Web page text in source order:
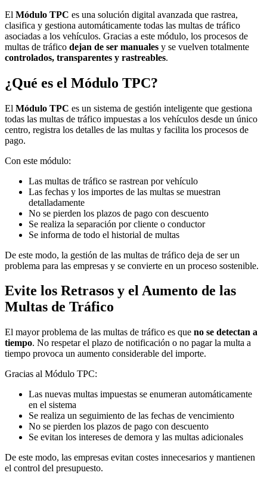
El Módulo TPC es una solución digital avanzada que rastrea,
clasifica y gestiona automáticamente todas las multas de tráfico
asociadas a los vehículos. Gracias a este módulo, los procesos de
multas de tráfico dejan de ser manuales y se vuelven totalmente
controlados, transparentes y rastreables.
¿Qué es el Módulo TPC?
El Módulo TPC es un sistema de gestión inteligente que gestiona
todas las multas de tráfico impuestas a los vehículos desde un único
centro, registra los detalles de las multas y facilita los procesos de
pago.
Con este módulo:
Las multas de tráfico se rastrean por vehículo
Las fechas y los importes de las multas se muestran
detalladamente
No se pierden los plazos de pago con descuento
Se realiza la separación por cliente o conductor
Se informa de todo el historial de multas
De este modo, la gestión de las multas de tráfico deja de ser un
problema para las empresas y se convierte en un proceso sostenible.
Evite los Retrasos y el Aumento de las
Multas de Tráfico
El mayor problema de las multas de tráfico es que no se detectan a
tiempo. No respetar el plazo de notificación o no pagar la multa a
tiempo provoca un aumento considerable del importe.
Gracias al Módulo TPC:
Las nuevas multas impuestas se enumeran automáticamente
en el sistema
Se realiza un seguimiento de las fechas de vencimiento
No se pierden los plazos de pago con descuento
Se evitan los intereses de demora y las multas adicionales
De este modo, las empresas evitan costes innecesarios y mantienen
el control del presupuesto.